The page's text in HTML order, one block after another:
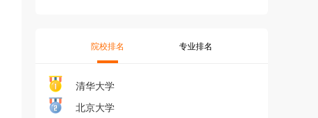
院校排名 专业排名
清华大学
北京大学